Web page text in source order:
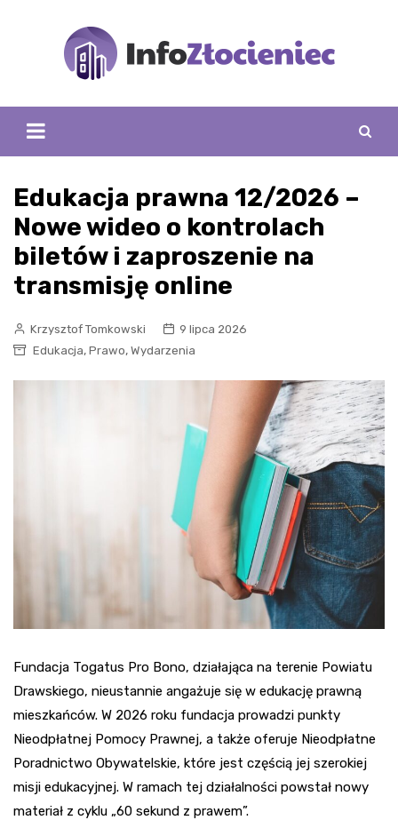
Edukacja prawna 12/2026 –
Nowe wideo o kontrolach
biletów i zaproszenie na
transmisję online
Krzysztof Tomkowski
9 lipca 2026
Edukacja, Prawo, Wydarzenia
Fundacja Togatus Pro Bono, działająca na terenie Powiatu
Drawskiego, nieustannie angażuje się w edukację prawną
mieszkańców. W 2026 roku fundacja prowadzi punkty
Nieodpłatnej Pomocy Prawnej, a także oferuje Nieodpłatne
Poradnictwo Obywatelskie, które jest częścią jej szerokiej
misji edukacyjnej. W ramach tej działalności powstał nowy
materiał z cyklu „60 sekund z prawem”.